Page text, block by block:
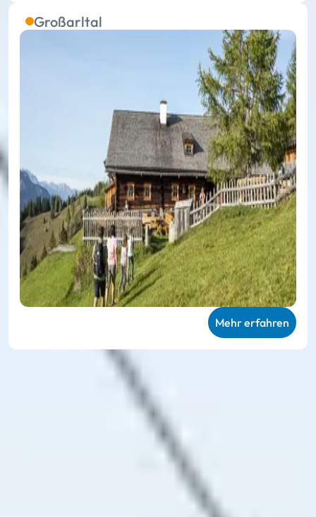
Großarltal
Mehr erfahren
Ski amadé ALL-IN Card
Ganz persönliche Bergerlebnisse im Sommer